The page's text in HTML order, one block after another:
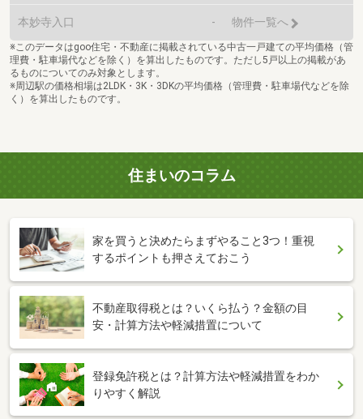
本妙寺入口 - 物件一覧へ
※このデータはgoo住宅・不動産に掲載されている中古一戸建ての平均価格（管
理費・駐車場代などを除く）を算出したものです。ただし5戸以上の掲載があ
るものについてのみ対象とします。
※周辺駅の価格相場は2LDK・3K・3DKの平均価格（管理費・駐車場代などを除
く）を算出したものです。
住まいのコラム
家を買うと決めたらまずやること3つ！重視
するポイントも押さえておこう
不動産取得税とは？いくら払う？金額の目
安・計算方法や軽減措置について
登録免許税とは？計算方法や軽減措置をわか
りやすく解説